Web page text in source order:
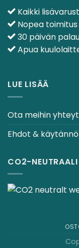
Kaikki
Nopea toimitus
30 päivän
Apua
LUE LISÄÄ
Ota meihin
Ehdot &
CO2-